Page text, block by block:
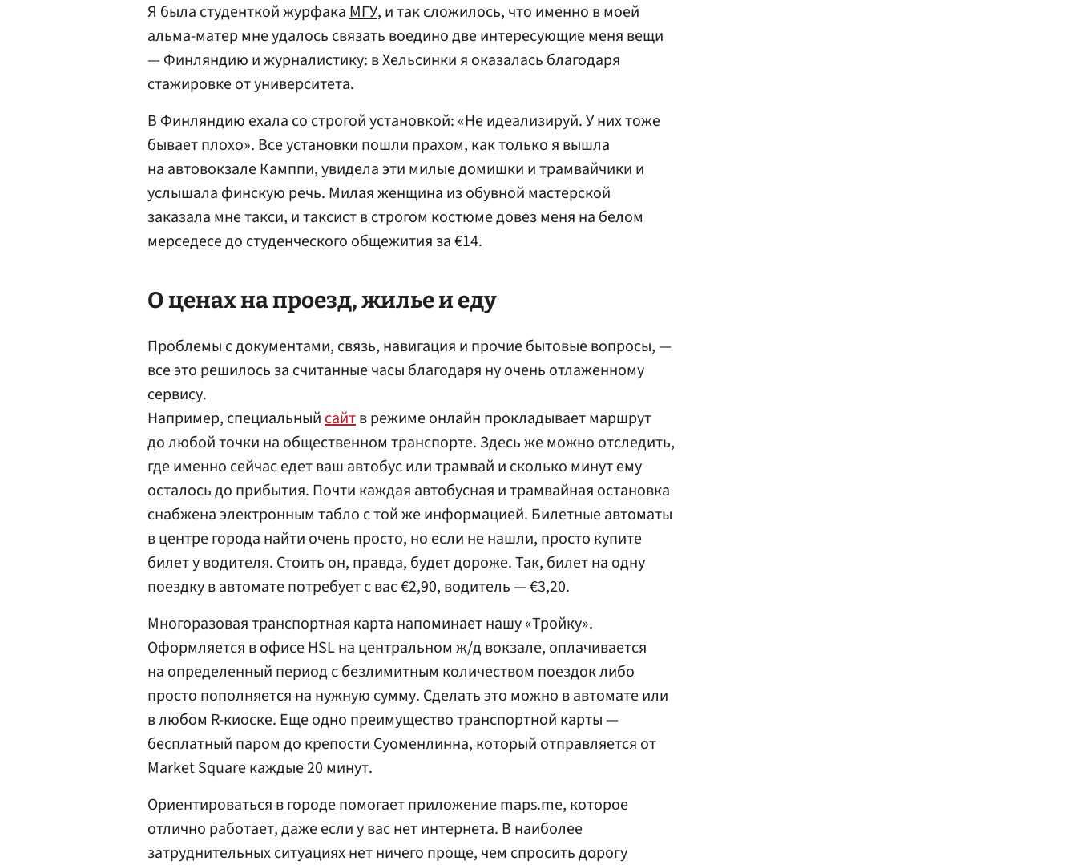
Я была студенткой журфакаМГУ, и так сложилось, что именно в моей
альма-матер мне удалось связать воедино две интересующие меня вещи
— Финляндию и журналистику: в Хельсинки я оказалась благодаря
стажировке от университета.
В Финляндию ехала со строгой установкой: «Не идеализируй. У них тоже
бывает плохо». Все установки пошли прахом, как только я вышла
на автовокзале Камппи, увидела эти милые домишки и трамвайчики и
услышала финскую речь. Милая женщина из обувной мастерской
заказала мне такси, и таксист в строгом костюме довез меня на белом
мерседесе до студенческого общежития за €14.
О ценах на проезд, жилье и еду
Проблемы с документами, связь, навигация и прочие бытовые вопросы, —
все это решилось за считанные часы благодаря ну очень отлаженному
сервису.
Например, специальныйсайтв режиме онлайн прокладывает маршрут
до любой точки на общественном транспорте. Здесь же можно отследить,
где именно сейчас едет ваш автобус или трамвай и сколько минут ему
осталось до прибытия. Почти каждая автобусная и трамвайная остановка
снабжена электронным табло с той же информацией. Билетные автоматы
в центре города найти очень просто, но если не нашли, просто купите
билет у водителя. Стоить он, правда, будет дороже. Так, билет на одну
поездку в автомате потребует с вас €2,90, водитель — €3,20.
Многоразовая транспортная карта напоминает нашу «Тройку».
Оформляется в офисе HSL на центральном ж/д вокзале, оплачивается
на определенный период с безлимитным количеством поездок либо
просто пополняется на нужную сумму. Сделать это можно в автомате или
в любом R-киоске. Еще одно преимущество транспортной карты —
бесплатный паром до крепости Суоменлинна, который отправляется от
Market Square каждые 20 минут.
Ориентироваться в городе помогает приложение maps.me, которое
отлично работает, даже если у вас нет интернета. В наиболее
затруднительных ситуациях нет ничего проще, чем спросить дорогу